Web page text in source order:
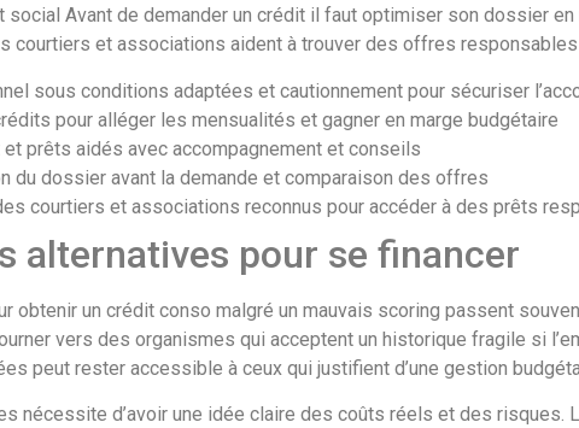
social Avant de demander un crédit il faut optimiser son dossier
courtiers et associations aident à trouver des offres
sous conditions adaptées et cautionnement pour sécuriser
pour alléger les mensualités et gagner en marge budgétaire
prêts aidés avec accompagnement et conseils
du dossier avant la demande et comparaison des offres
courtiers et associations reconnus pour accéder à des prêts
alternatives pour se financer
obtenir un crédit conso malgré un mauvais scoring passent
vers des organismes qui acceptent un historique fragile si
peut rester accessible à ceux qui justifient d’une gestion
nécessite d’avoir une idée claire des coûts réels et des